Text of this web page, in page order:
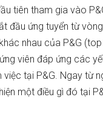
tiên tham gia vào
đầu ứng tuyển từ
nhau của P&G
viên đáp ứng các
tại P&G. Ngay từ
một điều gì đó tại